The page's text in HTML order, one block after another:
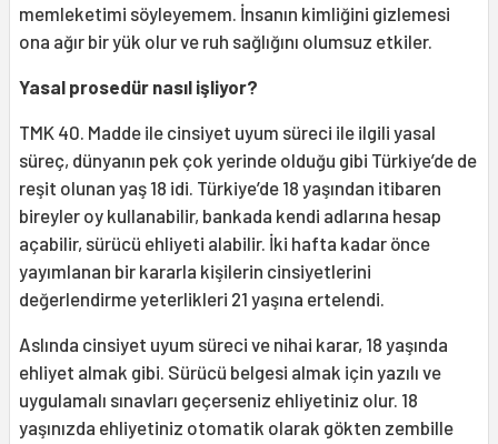
memleketimi söyleyemem. İnsanın kimliğini gizlemesi
ona ağır bir yük olur ve ruh sağlığını olumsuz etkiler.
Yasal prosedür nasıl işliyor?
TMK 40. Madde ile cinsiyet uyum süreci ile ilgili yasal
süreç, dünyanın pek çok yerinde olduğu gibi Türkiye’de de
reşit olunan yaş 18 idi. Türkiye’de 18 yaşından itibaren
bireyler oy kullanabilir, bankada kendi adlarına hesap
açabilir, sürücü ehliyeti alabilir. İki hafta kadar önce
yayımlanan bir kararla kişilerin cinsiyetlerini
değerlendirme yeterlikleri 21 yaşına ertelendi.
Aslında cinsiyet uyum süreci ve nihai karar, 18 yaşında
ehliyet almak gibi. Sürücü belgesi almak için yazılı ve
uygulamalı sınavları geçerseniz ehliyetiniz olur. 18
yaşınızda ehliyetiniz otomatik olarak gökten zembille